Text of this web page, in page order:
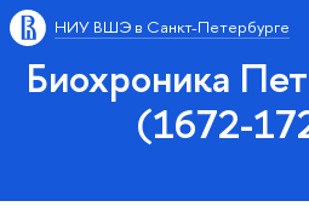
НИУ ВШЭ в Санкт-Петербурге
Биохроника
(1672-